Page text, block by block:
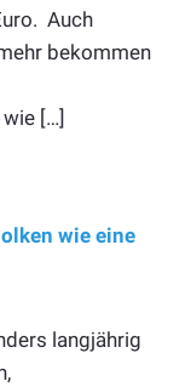
Auch
bekommen
[…]
wie eine
langjährig